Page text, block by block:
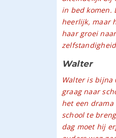
in bed komen.
heerlijk, maar
haar groei naar
Walter
Walter is bijna
graag naar
het een
school te
dag moet hij